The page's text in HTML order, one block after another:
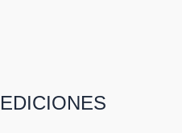
EDICIONES